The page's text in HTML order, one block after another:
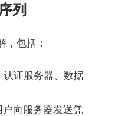
列
，包括：
证服务器、数据
户向服务器发送凭